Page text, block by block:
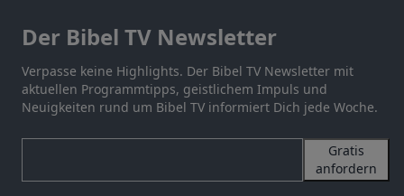
Der Bibel TV Newsletter
Verpasse keine Highlights. Der Bibel TV Newsletter mit
aktuellen Programmtipps, geistlichem Impuls und
Neuigkeiten rund um Bibel TV informiert Dich jede Woche.
Gratis
anfordern